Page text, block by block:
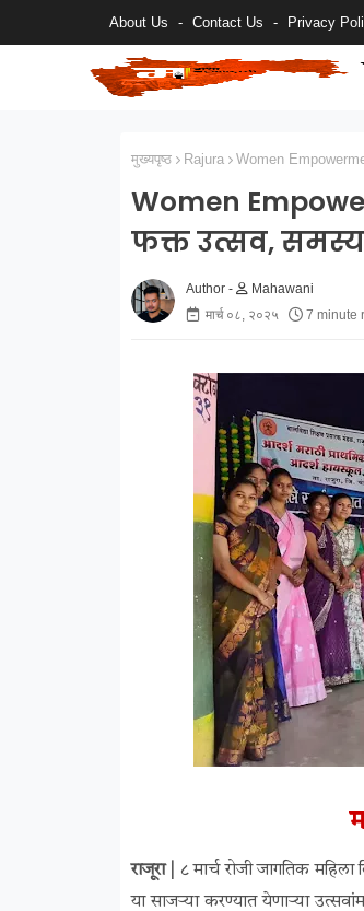
About Us Contact Us Privacy
मुख्यपृष्ठ Rajura Women
Women
फक्त उत्सव,
Mahawani
मार्च ०८, २०२५
7 minute
राजूरा |
८ मार्च रोजी जागतिक महिला
या साजऱ्या करण्यात येणाऱ्या